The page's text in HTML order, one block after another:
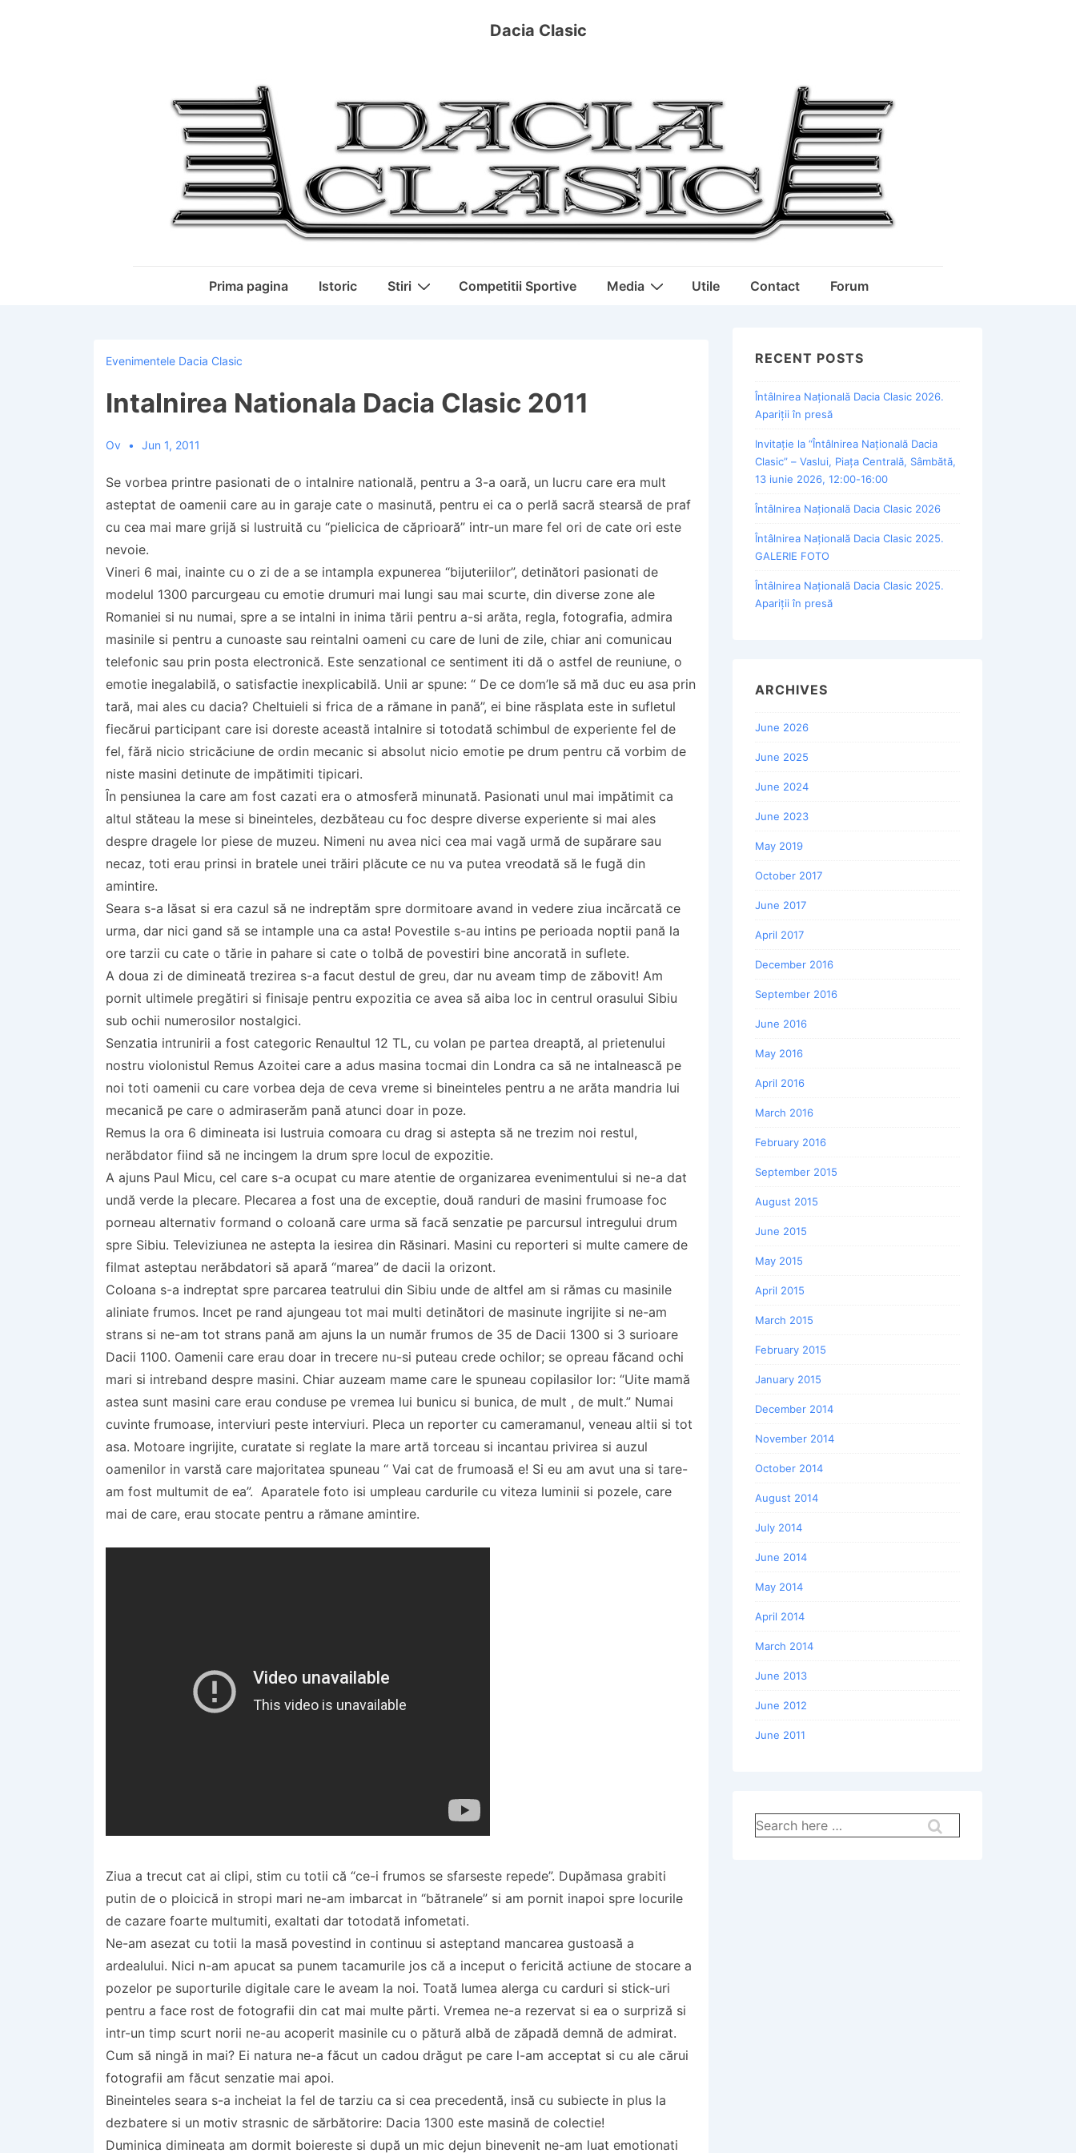
Dacia Clasic
MainPrima pagina Istoric Stiri Competitii Sportive Media Utile Contact Forum
Evenimentele Dacia Clasic
Intalnirea Nationala Dacia Clasic 2011
Ov Jun 1, 2011
Se vorbea printre pasionati de o intalnire natională, pentru a 3-a oară, un lucru care era mult
asteptat de oamenii care au in garaje cate o masinută, pentru ei ca o perlă sacră stearsă de praf
cu cea mai mare grijă si lustruită cu “pielicica de căprioară” intr-un mare fel ori de cate ori este
nevoie.
Vineri 6 mai, inainte cu o zi de a se intampla expunerea “bijuteriilor”, detinători pasionati de
modelul 1300 parcurgeau cu emotie drumuri mai lungi sau mai scurte, din diverse zone ale
Romaniei si nu numai, spre a se intalni in inima tării pentru a-si arăta, regla, fotografia, admira
masinile si pentru a cunoaste sau reintalni oameni cu care de luni de zile, chiar ani comunicau
telefonic sau prin posta electronică. Este senzational ce sentiment iti dă o astfel de reuniune, o
emotie inegalabilă, o satisfactie inexplicabilă. Unii ar spune: “ De ce dom’le să mă duc eu asa prin
tară, mai ales cu dacia? Cheltuieli si frica de a rămane in pană”, ei bine răsplata este in sufletul
fiecărui participant care isi doreste această intalnire si totodată schimbul de experiente fel de
fel, fără nicio stricăciune de ordin mecanic si absolut nicio emotie pe drum pentru că vorbim de
niste masini detinute de impătimiti tipicari.
Ȋn pensiunea la care am fost cazati era o atmosferă minunată. Pasionati unul mai impătimit ca
altul stăteau la mese si bineinteles, dezbăteau cu foc despre diverse experiente si mai ales
despre dragele lor piese de muzeu. Nimeni nu avea nici cea mai vagă urmă de supărare sau
necaz, toti erau prinsi in bratele unei trăiri plăcute ce nu va putea vreodată să le fugă din
amintire.
Seara s-a lăsat si era cazul să ne indreptăm spre dormitoare avand in vedere ziua incărcată ce
urma, dar nici gand să se intample una ca asta! Povestile s-au intins pe perioada noptii pană la
ore tarzii cu cate o tărie in pahare si cate o tolbă de povestiri bine ancorată in suflete.
A doua zi de dimineată trezirea s-a facut destul de greu, dar nu aveam timp de zăbovit! Am
pornit ultimele pregătiri si finisaje pentru expozitia ce avea să aiba loc in centrul orasului Sibiu
sub ochii numerosilor nostalgici.
Senzatia intrunirii a fost categoric Renaultul 12 TL, cu volan pe partea dreaptă, al prietenului
nostru violonistul Remus Azoitei care a adus masina tocmai din Londra ca să ne intalnească pe
noi toti oamenii cu care vorbea deja de ceva vreme si bineinteles pentru a ne arăta mandria lui
mecanică pe care o admiraserăm pană atunci doar in poze.
Remus la ora 6 dimineata isi lustruia comoara cu drag si astepta să ne trezim noi restul,
nerăbdator fiind să ne incingem la drum spre locul de expozitie.
A ajuns Paul Micu, cel care s-a ocupat cu mare atentie de organizarea evenimentului si ne-a dat
undă verde la plecare. Plecarea a fost una de exceptie, două randuri de masini frumoase foc
porneau alternativ formand o coloană care urma să facă senzatie pe parcursul intregului drum
spre Sibiu. Televiziunea ne astepta la iesirea din Răsinari. Masini cu reporteri si multe camere de
filmat asteptau nerăbdatori să apară “marea” de dacii la orizont.
Coloana s-a indreptat spre parcarea teatrului din Sibiu unde de altfel am si rămas cu masinile
aliniate frumos. Incet pe rand ajungeau tot mai multi detinători de masinute ingrijite si ne-am
strans si ne-am tot strans pană am ajuns la un număr frumos de 35 de Dacii 1300 si 3 surioare
Dacii 1100. Oamenii care erau doar in trecere nu-si puteau crede ochilor; se opreau făcand ochi
mari si intreband despre masini. Chiar auzeam mame care le spuneau copilasilor lor: “Uite mamă
astea sunt masini care erau conduse pe vremea lui bunicu si bunica, de mult , de mult.” Numai
cuvinte frumoase, interviuri peste interviuri. Pleca un reporter cu cameramanul, veneau altii si tot
asa. Motoare ingrijite, curatate si reglate la mare artă torceau si incantau privirea si auzul
oamenilor in varstă care majoritatea spuneau “ Vai cat de frumoasă e! Si eu am avut una si tare-
am fost multumit de ea”. Aparatele foto isi umpleau cardurile cu viteza luminii si pozele, care
mai de care, erau stocate pentru a rămane amintire.
Ziua a trecut cat ai clipi, stim cu totii că “ce-i frumos se sfarseste repede”. Dupămasa grabiti
putin de o ploicică in stropi mari ne-am imbarcat in “bătranele” si am pornit inapoi spre locurile
de cazare foarte multumiti, exaltati dar totodată infometati.
Ne-am asezat cu totii la masă povestind in continuu si asteptand mancarea gustoasă a
ardealului. Nici n-am apucat sa punem tacamurile jos că a inceput o fericită actiune de stocare a
pozelor pe suporturile digitale care le aveam la noi. Toată lumea alerga cu carduri si stick-uri
pentru a face rost de fotografii din cat mai multe părti. Vremea ne-a rezervat si ea o surpriză si
intr-un timp scurt norii ne-au acoperit masinile cu o pătură albă de zăpadă demnă de admirat.
Cum să ningă in mai? Ei natura ne-a făcut un cadou drăgut pe care l-am acceptat si cu ale cărui
fotografii am făcut senzatie mai apoi.
Bineinteles seara s-a incheiat la fel de tarziu ca si cea precedentă, insă cu subiecte in plus la
dezbatere si un motiv strasnic de sărbătorire: Dacia 1300 este masină de colectie!
Duminica dimineata am dormit boiereste si după un mic dejun binevenit ne-am luat emotionati
RECENT POSTS
Întâlnirea Națională Dacia Clasic 2026.
Apariții în presă
Invitație la “Întâlnirea Națională Dacia
Clasic” – Vaslui, Piața Centrală, Sâmbătă,
13 iunie 2026, 12:00-16:00
Întâlnirea Națională Dacia Clasic 2026
Întâlnirea Națională Dacia Clasic 2025.
GALERIE FOTO
Întâlnirea Națională Dacia Clasic 2025.
Apariții în presă
ARCHIVES
June 2026
June 2025
June 2024
June 2023
May 2019
October 2017
June 2017
April 2017
December 2016
September 2016
June 2016
May 2016
April 2016
March 2016
February 2016
September 2015
August 2015
June 2015
May 2015
April 2015
March 2015
February 2015
January 2015
December 2014
November 2014
October 2014
August 2014
July 2014
June 2014
May 2014
April 2014
March 2014
June 2013
June 2012
June 2011
Search
for: